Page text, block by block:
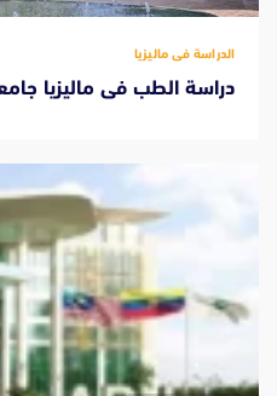
الدراسة فى ماليزيا
دراسة الطب فى ماليزيا